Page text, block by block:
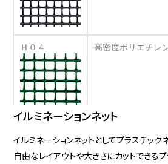
Ｈ０４ 高密度ポリエチレ
イルミネーションネット
イルミネーションネットとしてプラスチック
自由なレイアウトや大きさにカットできる